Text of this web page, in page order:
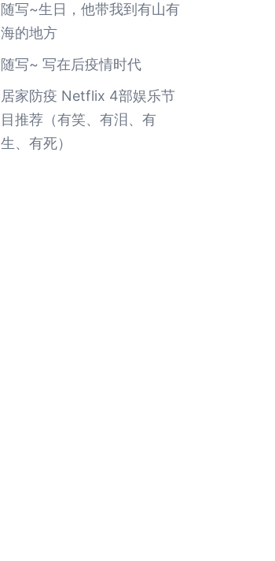
随写~生日，他带我到有山有
海的地方
随写~ 写在后疫情时代
居家防疫 Netflix 4部娱乐节
目推荐（有笑、有泪、有
生、有死）